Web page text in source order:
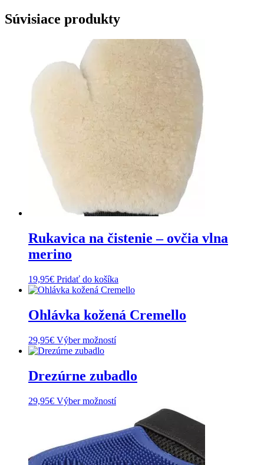
Súvisiace produkty
Rukavica na čistenie – ovčia vlna
merino
19,95€ Pridať do košíka
Ohlávka kožená Cremello
29,95€ Výber možnostíTento
viacero
variantov.
vybrať
na
stránke
produktu.
Drezúrne zubadlo
29,95€ Výber možnostíTento
viacero
variantov.
Možnosti